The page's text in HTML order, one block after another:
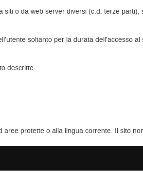
o da web server diversi (c.d. terze
soltanto per la durata dell'accesso
descritte.
protette o alla lingua corrente. Il sito